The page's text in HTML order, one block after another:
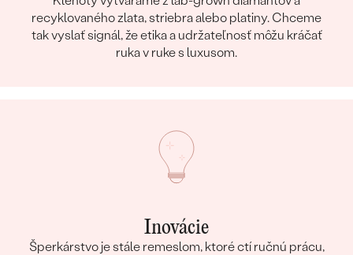
recyklovaného zlata, striebra alebo platiny. Chceme
tak vyslať signál, že etika a udržateľnosť môžu kráčať
ruka v ruke s luxusom.
Inovácie
Šperkárstvo je stále remeslom, ktoré ctí ručnú prácu,